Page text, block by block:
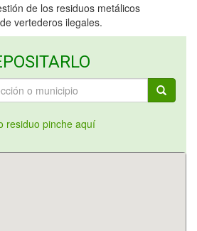
de los residuos metálicos
vertederos ilegales.
residuo pinche aquí